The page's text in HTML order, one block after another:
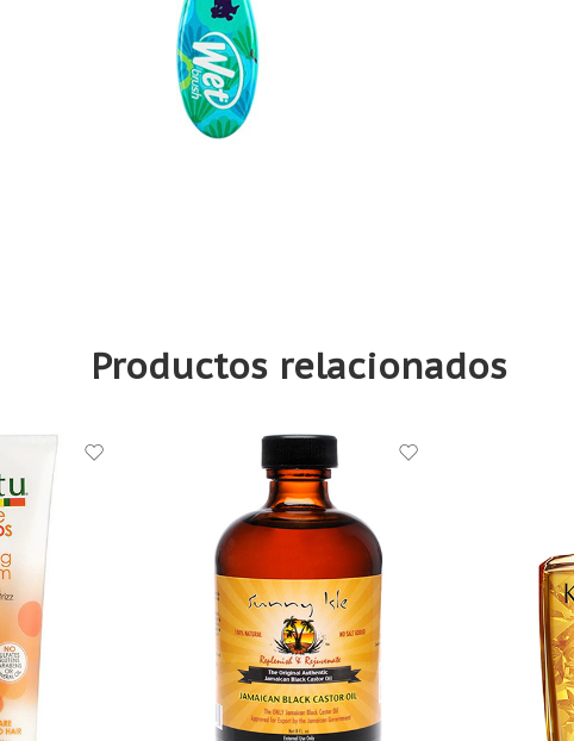
Productos relacionados